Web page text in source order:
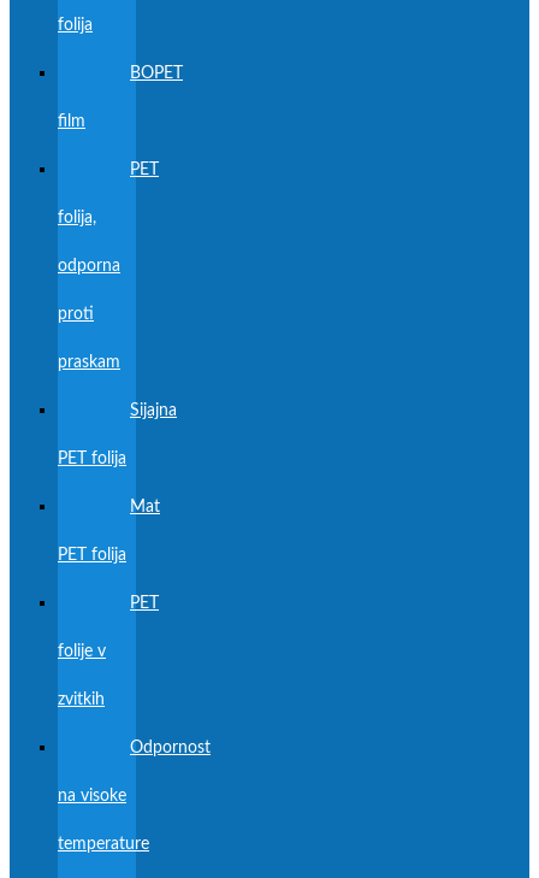
folija
BOPET
film
PET
folija,
odporna
proti
praskam
Sijajna
PET folija
Mat
PET folija
PET
folije v
zvitkih
Odpornost
na visoke
temperature